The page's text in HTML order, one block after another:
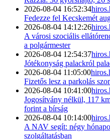
2026-08-04 16:52:34
Fedezze fel Kecskemét
2026-08-04 14:12:26
A városi szociális
a polgármester
2026-08-04 12:54:37
Jótékonyság palackról
2026-08-04 11:05:00
Fizetős lesz a parkolás
2026-08-04 10:41:00
Jogosítvány nélkül, 117
forint a bírság
2026-08-04 10:14:00
A NAV segít: négy
szolgáltatásban